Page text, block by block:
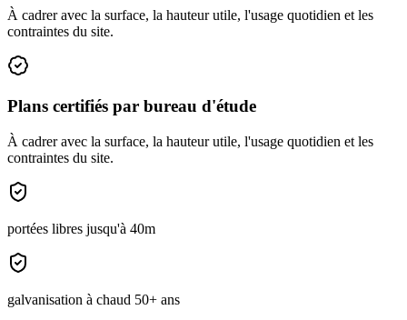
À cadrer avec la surface, la hauteur utile, l'usage quotidien et les
contraintes du site.
Plans certifiés par bureau d'étude
À cadrer avec la surface, la hauteur utile, l'usage quotidien et les
contraintes du site.
portées libres jusqu'à 40m
galvanisation à chaud 50+ ans